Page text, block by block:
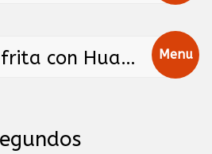
Yuca frita con Huancaína Menu